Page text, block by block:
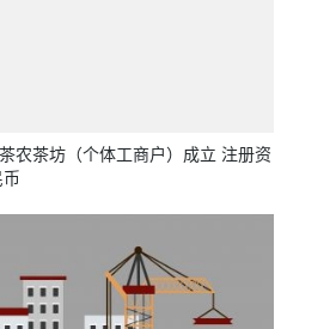
农茶坊（个体工商户）成立 注册资